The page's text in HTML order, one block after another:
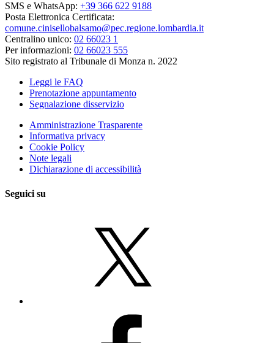
SMS e WhatsApp: +39 366 622 9188
Posta Elettronica Certificata:
comune.cinisellobalsamo@pec.regione.lombardia.it
Centralino unico: 02 66023 1
Per informazioni: 02 66023 555
Sito registrato al Tribunale di Monza n. 2022
Leggi le FAQ
Prenotazione appuntamento
Segnalazione disservizio
Amministrazione Trasparente
Informativa privacy
Cookie Policy
Note legali
Dichiarazione di accessibilità
Seguici su